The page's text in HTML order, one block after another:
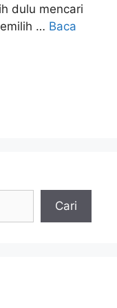
dulu mencari
… Baca
Cari